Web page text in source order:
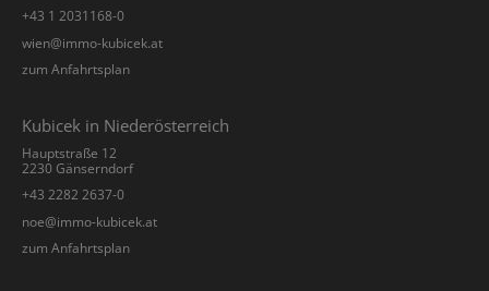
+43 1 2031168-0
­wien@immo-kubicek.at
zum Anfahrtsplan
Kubicek in Niederösterreich
Hauptstraße 12
2230 Gänserndorf
+43 2282 2637-0
­noe@immo-kubicek.at
zum Anfahrtsplan